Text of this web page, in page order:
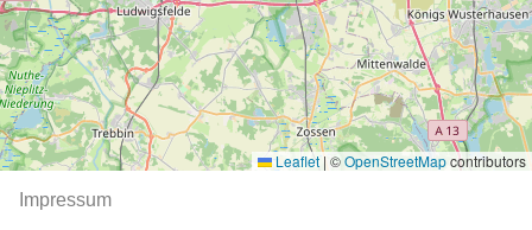
Leaflet | ©OpenStreetMapcontributors
Impressum